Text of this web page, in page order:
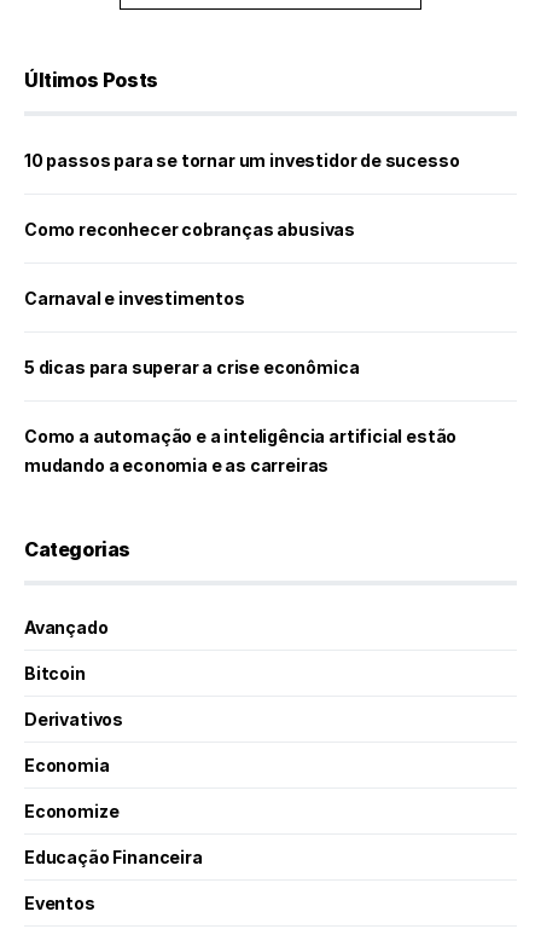
Últimos Posts
10 passos para se tornar um investidor de sucesso
Como reconhecer cobranças abusivas
Carnaval e investimentos
5 dicas para superar a crise econômica
Como a automação e a inteligência artificial estão
mudando a economia e as carreiras
Categorias
Avançado
Bitcoin
Derivativos
Economia
Economize
Educação Financeira
Eventos